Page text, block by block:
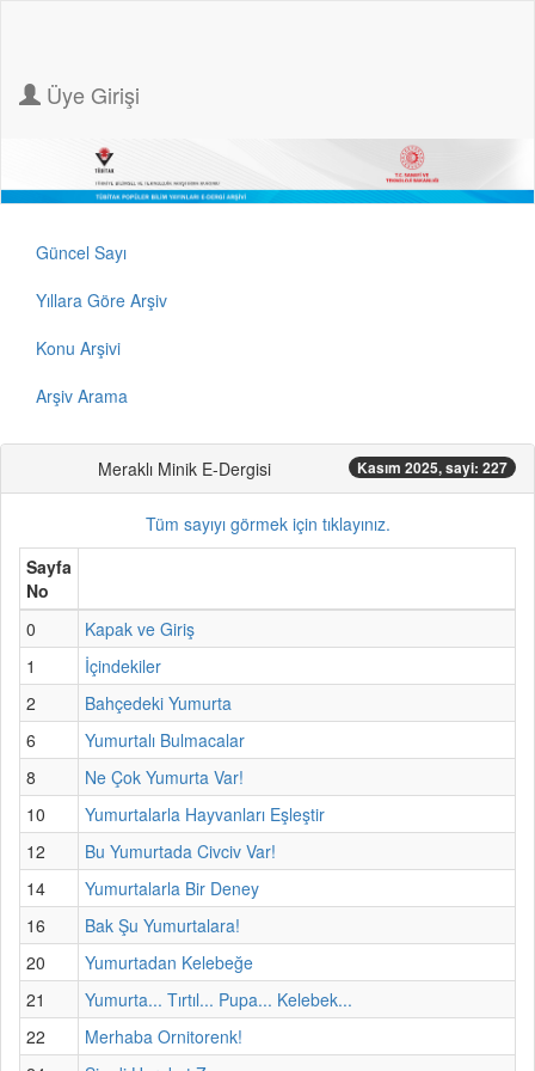
Üye Girişi
Güncel Sayı
Yıllara Göre Arşiv
Konu Arşivi
Arşiv Arama
Meraklı Minik E-Dergisi Kasım 2025, sayi: 227
Tüm sayıyı görmek için tıklayınız.
Sayfa
No
0
Kapak ve Giriş
1
İçindekiler
2
Bahçedeki Yumurta
6
Yumurtalı Bulmacalar
8
Ne Çok Yumurta Var!
10
Yumurtalarla Hayvanları Eşleştir
12
Bu Yumurtada Civciv Var!
14
Yumurtalarla Bir Deney
16
Bak Şu Yumurtalara!
20
Yumurtadan Kelebeğe
21
Yumurta... Tırtıl... Pupa... Kelebek...
22
Merhaba Ornitorenk!